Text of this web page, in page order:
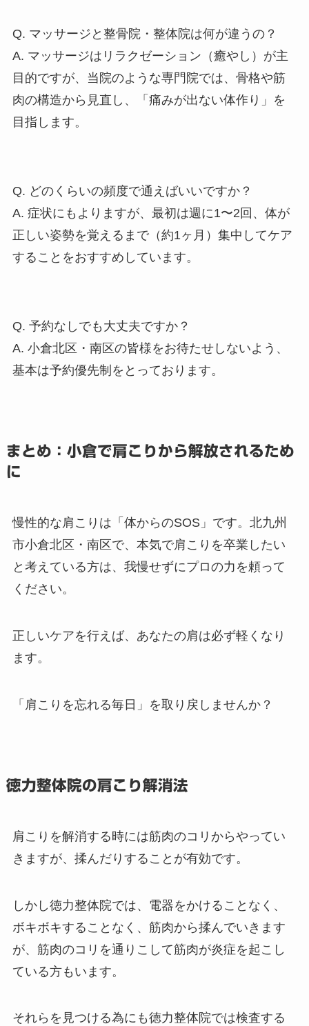
Q. マッサージと整骨院・整体院は何が違うの？
A. マッサージはリラクゼーション（癒やし）が主
目的ですが、当院のような専門院では、骨格や筋
肉の構造から見直し、「痛みが出ない体作り」を
目指します。
Q. どのくらいの頻度で通えばいいですか？
A. 症状にもよりますが、最初は週に1〜2回、体が
正しい姿勢を覚えるまで（約1ヶ月）集中してケア
することをおすすめしています。
Q. 予約なしでも大丈夫ですか？
A. 小倉北区・南区の皆様をお待たせしないよう、
基本は予約優先制をとっております。
まとめ：小倉で肩こりから解放されるため
に
慢性的な肩こりは「体からのSOS」です。北九州
市小倉北区・南区で、本気で肩こりを卒業したい
と考えている方は、我慢せずにプロの力を頼って
ください。
正しいケアを行えば、あなたの肩は必ず軽くなり
ます。
「肩こりを忘れる毎日」を取り戻しませんか？
徳力整体院の肩こり解消法
肩こりを解消する時には筋肉のコリからやってい
きますが、揉んだりすることが有効です。
しかし徳力整体院では、電器をかけることなく、
ボキボキすることなく、筋肉から揉んでいきます
が、筋肉のコリを通りこして筋肉が炎症を起こし
ている方もいます。
それらを見つける為にも徳力整体院では検査する